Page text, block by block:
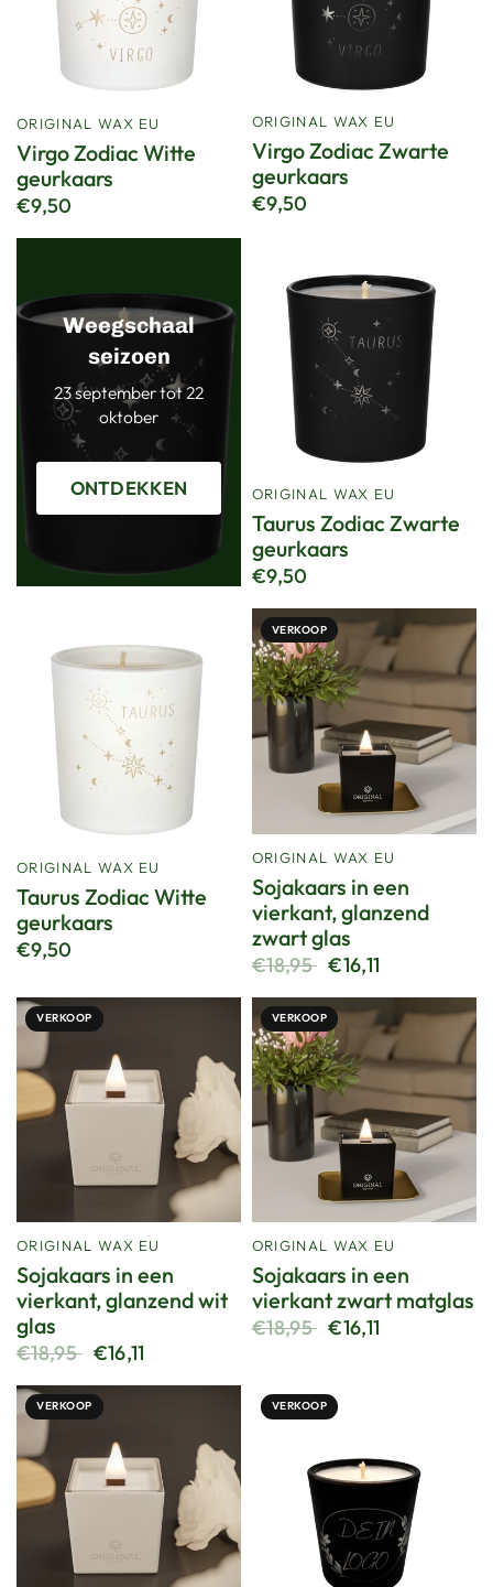
ORIGINAL WAX EU
Virgo Zodiac Witte
geurkaars
€9,50
ORIGINAL WAX EU
Virgo Zodiac Zwarte
geurkaars
€9,50
Weegschaal
seizoen
23 september tot 22
oktober
ONTDEKKEN ORIGINAL WAX EU
Taurus Zodiac Zwarte
geurkaars
€9,50
ORIGINAL WAX EU
Taurus Zodiac Witte
geurkaars
€9,50
VERKOOP
ORIGINAL WAX EU
Sojakaars in een
vierkant, glanzend
zwart glas
€18,95 €16,11
VERKOOP
ORIGINAL WAX EU
Sojakaars in een
vierkant, glanzend wit
glas
€18,95 €16,11
VERKOOP
ORIGINAL WAX EU
Sojakaars in een
vierkant zwart matglas
€18,95 €16,11
VERKOOP VERKOOP